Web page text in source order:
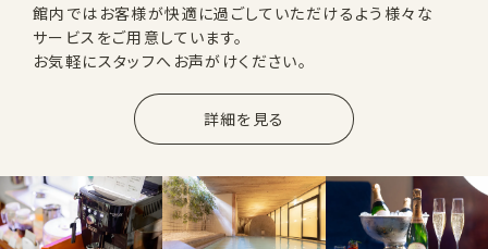
館内ではお客様が快適に過ごしていただけるよう様々な
サービスをご用意しています。
お気軽にスタッフへお声がけください。
詳細を見る